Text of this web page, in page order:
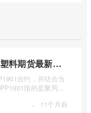
塑料期货pp1901(塑料期货最新行情)
合约，并结合当
指的是聚丙烯
· 11个月前